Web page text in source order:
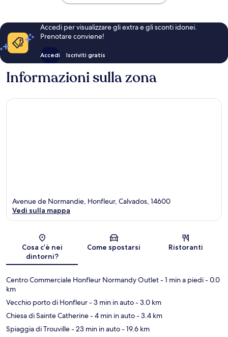
Accedi per visualizzare gli extra e gli sconti idonei.
Prenotare conviene!
Accedi Iscriviti gratis
Informazioni sulla zona
Mappa
Avenue de Normandie, Honfleur, Calvados, 14600
Vedi sulla mappa
Cosa c’è nei
dintorni?
Come spostarsi Ristoranti
Centro Commerciale Honfleur Normandy Outlet- 1 min a piedi- 0.0
km
Vecchio porto di Honfleur- 3 min in auto- 3.0 km
Chiesa di Sainte Catherine- 4 min in auto- 3.4 km
Spiaggia di Trouville- 23 min in auto- 19.6 km